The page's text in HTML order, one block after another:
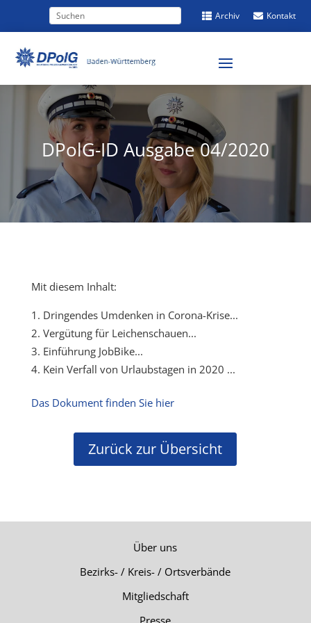
 Kontakt
 Archiv
DPolG-ID Ausgabe 04/2020
Mit diesem Inhalt:
Dringendes Umdenken in Corona-Krise...
Vergütung für Leichenschauen...
Einführung JobBike...
Kein Verfall von Urlaubstagen in 2020 ...
Das Dokument finden Sie hier
Zurück zur Übersicht
Über uns
Bezirks- / Kreis- / Ortsverbände
Mitgliedschaft
Presse